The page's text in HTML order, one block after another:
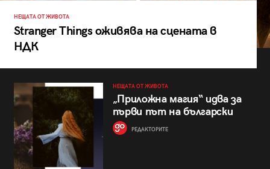
НЕЩАТА ОТ ЖИВОТА
Stranger Things оживява на сцената в
НДК
НЕЩАТА ОТ ЖИВОТА
„Приложна магия“ идва за
първи път на български
РЕДАКТОРИТЕ